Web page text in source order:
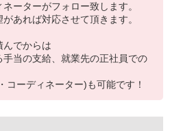
ーターがフォロー致します。
あれば対応させて頂きます。
んでからは
当の支給、就業先の正社員での
コーディネーター)も可能です！